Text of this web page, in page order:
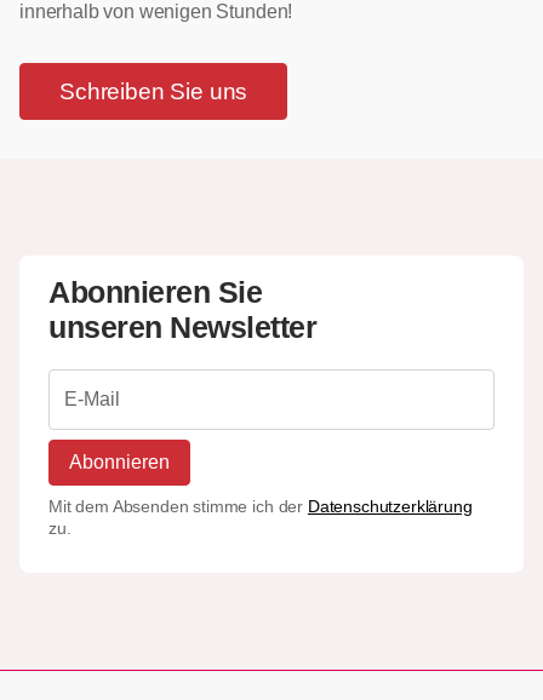
innerhalb von wenigen Stunden!
Schreiben Sie uns
Abonnieren Sie
unseren Newsletter
Abonnieren
Mit dem Absenden stimme ich der Datenschutzerklärung
zu.